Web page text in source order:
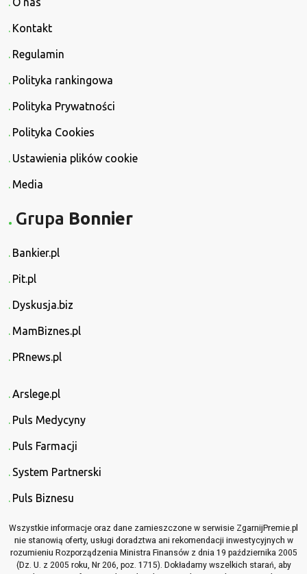
Kontakt
Regulamin
Polityka rankingowa
Polityka Prywatności
Polityka Cookies
Ustawienia plików cookie
Media
Grupa Bonnier
Bankier.pl
Pit.pl
Dyskusja.biz
MamBiznes.pl
PRnews.pl
Arslege.pl
Puls Medycyny
Puls Farmacji
System Partnerski
Puls Biznesu
Wszystkie informacje oraz dane zamieszczone w serwisie ZgarnijPremie.pl
nie stanowią oferty, usługi doradztwa ani rekomendacji inwestycyjnych w
rozumieniu Rozporządzenia Ministra Finansów z dnia 19 października 2005
(Dz. U. z 2005 roku, Nr 206, poz. 1715). Dokładamy wszelkich starań, aby